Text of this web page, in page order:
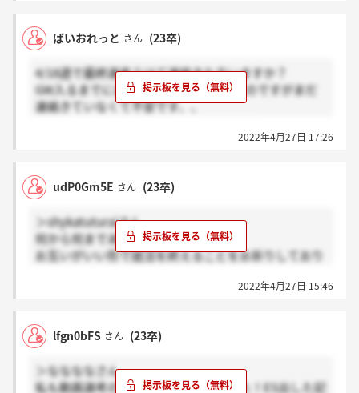
ばいおれっと さん (23卒)
4/18週で最終選考うけて連絡きた方いますか？
GW入るまでには連絡来ると言っていたのですがまだ
連絡きていなくて不安です、、
2022年4月27日 17:26
udP0Gm5E さん (23卒)
＞shykatuturaiさん
何から何までありがとうございます！
お互いがいい形で就活を終えることをお祈りしており
2022年4月27日 15:46
lfgn0bFS さん (23卒)
＞ななななさん
私も動画選考の案内がいきなりきました！ES出した記